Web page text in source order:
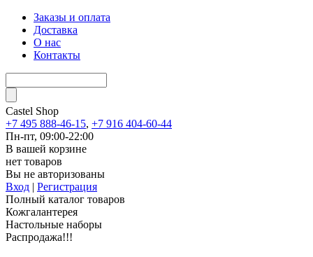
Заказы и оплата
Доставка
О нас
Контакты
Castel Shop
+7 495 888-46-15, +7 916 404-60-44
Пн-пт, 09:00-22:00
В вашей корзине
нет товаров
Вы не авторизованы
Вход | Регистрация
Полный каталог товаров
Кожгалантерея
Настольные наборы
Распродажа!!!